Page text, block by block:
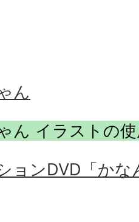
ん
ん イラストの
ョンDVD「か